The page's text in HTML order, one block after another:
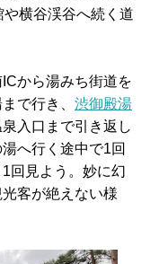
横谷渓谷へ続く道
から湯みち街道を
で行き、 渋御殿湯
入口まで引き返し
へ行く途中で1回
回見よう。妙に幻
客が絶えない様